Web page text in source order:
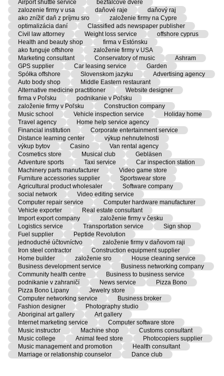
Airport shuttle service
bezfalcové dvere
zalozenie firmy v usa
daňové raje
daňový raj
ako znížiť daň z príjmu sro
založenie firmy na Cypre
optimalizácia daní
Classified ads newspaper publisher
Civil law attorney
Weight loss service
offshore cyprus
Health and beauty shop
firma v Estónsku
ako funguje offshore
založenie firmy v USA
Marketing consultant
Conservatory of music
Ashram
GPS supplier
Car leasing service
Garden
Spółka offshore
Slovenskom jazyku
Advertising agency
Auto body shop
Middle Eastern restaurant
Alternative medicine practitioner
Website designer
firma v Poľsku
podnikanie v Poľsku
založenie firmy v Poľsku
Construction company
Music school
Vehicle inspection service
Holiday home
Travel agency
Home help service agency
Financial institution
Corporate entertainment service
Distance learning center
výkup nehnutelnosti
výkup bytov
Casino
Van rental agency
Cosmetics store
Musical club
Gebläsen
Adventure sports
Taxi service
Car inspection station
Machinery parts manufacturer
Video game store
Furniture accessories supplier
Sportswear store
Agricultural product wholesaler
Software company
social network
Video editing service
Computer repair service
Computer hardware manufacturer
Vehicle exporter
Real estate consultant
Import export company
založenie firmy v česku
Logistics service
Transportation service
Sign shop
Fuel supplier
Peptide Revolution
jednoduché účtovníctvo
založenie firmy v daňovom raji
Iron steel contractor
Construction equipment supplier
Home builder
založenie sro
House cleaning service
Business development service
Business networking company
Community health centre
Business to business service
podnikanie v zahraničí
News service
Pizza Bono
Pizza Bono Lipany
Jewelry store
Computer networking service
Business broker
Fashion designer
Photography studio
Aboriginal art gallery
Art gallery
Internet marketing service
Computer software store
Music instructor
Machine shop
Customs consultant
Music college
Animal feed store
Photocopiers supplier
Music management and promotion
Health consultant
Marriage or relationship counselor
Dance club